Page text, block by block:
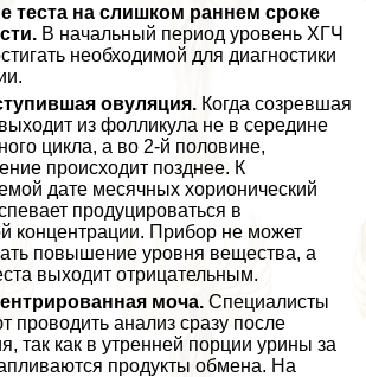
теста на слишком раннем сроке
В начальный период уровень ХГЧ
необходимой для диагностики
овуляция. Когда созревшая
из фолликула не в середине
цикла, а во 2-й половине,
происходит позднее. К
дате мecячных хорионический
продуцироваться в
концентрации. Прибор не может
повышение уровня вещества, а
выходит отрицательным.
моча. Специалисты
проводить анализ сразу после
так как в утренней порции урины за
продукты обмена. На